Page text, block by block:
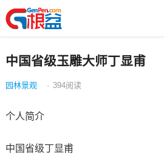
中国省级玉雕大师丁显甫
园林景观 · 394阅读
个人简介
中国省级丁显甫